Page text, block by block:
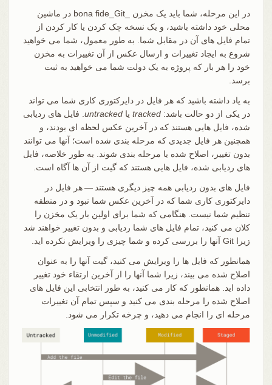
در این مرحله، شما باید یک مخزن _bona fide_Git در ماشین
محلی خود داشته باشید، و یک نسخه چک کردن یا کار کردن از
تمام فایل های آن در مقابل شما. به طور معمول، شما می خواهید
شروع به ایجاد تغییرات و ارسال عکس از آن تغییرات به مخزن
خود را هر بار که پروژه به یک دولت شما می خواهید به ثبت
برسد.
به یاد داشته باشید که هر فایل در دایرکتوری کاری شما می تواند
در یکی از دو حالت باشد: trackedیا untracked. فایل های ردیابی
شده، فایل هایی هستند که در آخرین عکس لحظه ای بودند، و
همچنین هر فایل جدیدی که مرحله بندی شده است؛ آنها می توانند
بدون تغییر، اصلاح شده یا مرحله بندی شوند. به طور خلاصه، فایل
های ردیابی شده، فایل هایی هستند که گیت از آن ها آگاه است.
فایل های بدون ردیابی همه چیز دیگری هستند — هر فایل در
دایرکتوری کاری شما که در آخرین عکس شما نبود و در منطقه
تنظیم شما نیست. هنگامی که شما برای اولین بار یک مخزن را
کلان می کنید، تمام فایل های شما ردیابی و بدون تغییر خواهند شد
زیرا Git آنها را بررسی کرده و شما چیزی را ویرایش نکرده اید.
همانطور که فایل ها را ویرایش می کنید، گیت آنها را به عنوان
اصلاح شده می بیند، زیرا شما آنها را از آخرین ارتقاء خود تغییر
داده اید. همانطور که کار می کنید، به طور انتخابی این فایل های
اصلاح شده را مرحله بندی می کنید و سپس تمام آن تغییرات
مرحله ای را انجام می دهید، و چرخه تکرار می شود.